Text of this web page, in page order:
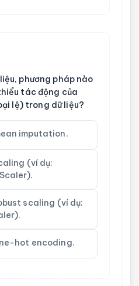
phương pháp nào
tác động của
lệ) trong dữ liệu?
imputation.
(ví dụ:
scaling (ví dụ:
hot encoding.